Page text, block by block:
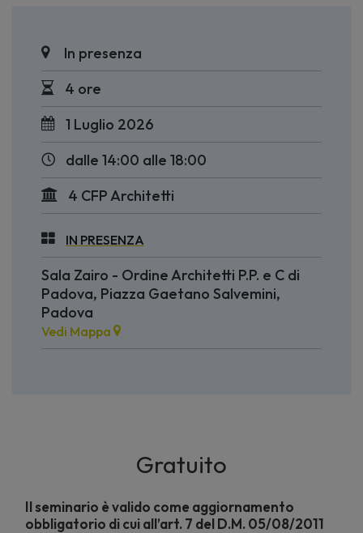
In presenza
4 ore
1 Luglio 2026
dalle 14:00 alle 18:00
4 CFP Architetti
IN PRESENZA
Sala Zairo - Ordine Architetti P.P. e C di
Padova, Piazza Gaetano Salvemini,
Padova
Vedi Mappa
Gratuito
Il seminario è valido come aggiornamento
obbligatorio di cui all’art. 7 del D.M. 05/08/2011